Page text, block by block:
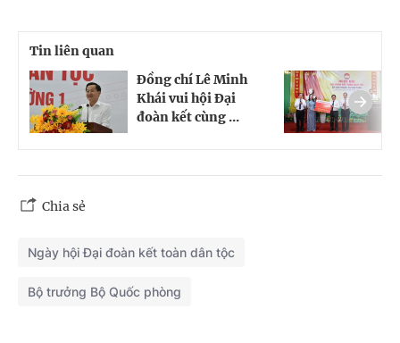
Tin liên quan
Đồng chí Lê Minh
Khái vui hội Đại
đoàn kết cùng ...
Chia sẻ
Ngày hội Đại đoàn kết toàn dân tộc
Bộ trưởng Bộ Quốc phòng